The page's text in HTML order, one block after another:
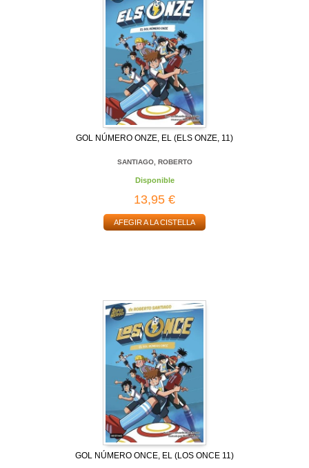
GOL NÚMERO ONZE, EL (ELS ONZE, 11)
SANTIAGO, ROBERTO
Disponible
13,95 €
AFEGIR A LA CISTELLA
GOL NÚMERO ONCE, EL (LOS ONCE 11)